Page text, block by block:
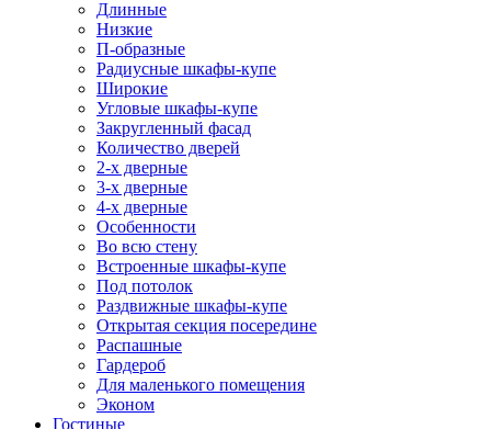
Длинные
Низкие
П-образные
Радиусные шкафы-купе
Широкие
Угловые шкафы-купе
Закругленный фасад
Количество дверей
2-х дверные
3-х дверные
4-х дверные
Особенности
Во всю стену
Встроенные шкафы-купе
Под потолок
Раздвижные шкафы-купе
Открытая секция посередине
Распашные
Гардероб
Для маленького помещения
Эконом
Гостиные